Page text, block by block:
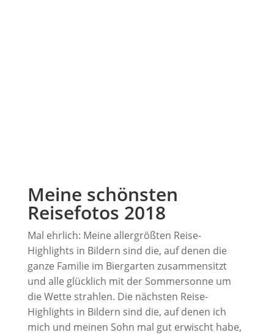
Meine schönsten
Reisefotos 2018
Mal ehrlich: Meine allergrößten Reise-
Highlights in Bildern sind die, auf denen die
ganze Familie im Biergarten zusammensitzt
und alle glücklich mit der Sommersonne um
die Wette strahlen. Die nächsten Reise-
Highlights in Bildern sind die, auf denen ich
mich und meinen Sohn mal gut erwischt habe,